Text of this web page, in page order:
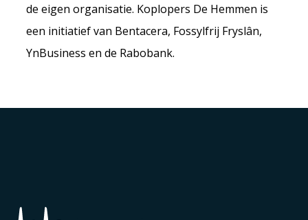
de eigen organisatie. Koplopers De Hemmen is
een initiatief van Bentacera, Fossylfrij Fryslân,
YnBusiness en de Rabobank.